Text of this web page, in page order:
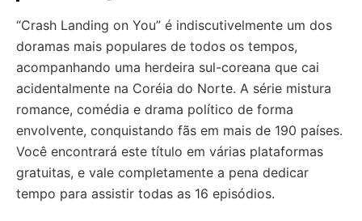
“Crash Landing on You” é indiscutivelmente um dos
doramas mais populares de todos os tempos,
acompanhando uma herdeira sul-coreana que cai
acidentalmente na Coréia do Norte. A série mistura
romance, comédia e drama político de forma
envolvente, conquistando fãs em mais de 190 países.
Você encontrará este título em várias plataformas
gratuitas, e vale completamente a pena dedicar
tempo para assistir todas as 16 episódios.